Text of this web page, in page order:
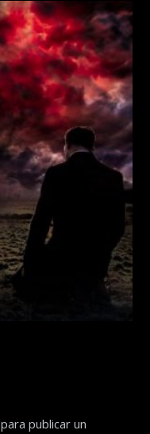
para publicar un